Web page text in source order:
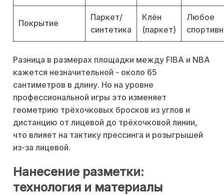
Покрытие
Паркет/
синтетика
Клён
(паркет)
Любое
Разница в размерах площадки между FIBA и NBA
кажется незначительной - около 65
сантиметров в длину. Но на уровне
профессиональной игры это изменяет
геометрию трёхочковых бросков из углов и
дистанцию от лицевой до трёхочковой линии,
что влияет на тактику прессинга и розыгрышей
из-за лицевой.
Нанесение разметки:
технология и материалы